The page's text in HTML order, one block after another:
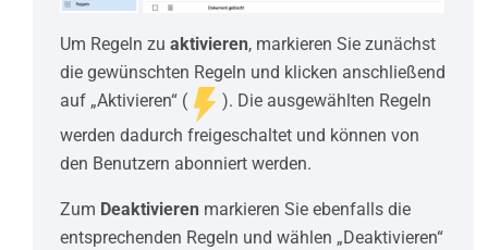
Um Regeln zu aktivieren, markieren Sie zunächst
die gewünschten Regeln und klicken anschließend
auf „Aktivieren“ (
). Die ausgewählten Regeln
werden dadurch freigeschaltet und können von
den Benutzern abonniert werden.
Zum Deaktivieren markieren Sie ebenfalls die
entsprechenden Regeln und wählen „Deaktivieren“